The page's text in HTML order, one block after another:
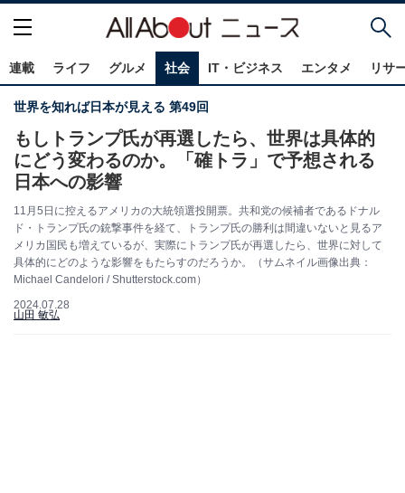
連載 ライフ グルメ 社会 IT・ビジネス エンタメ リサ
世界を知れば日本が見える 第49回
もしトランプ氏が再選したら、世界は具体的
にどう変わるのか。「確トラ」で予想される
日本への影響
11月5日に控えるアメリカの大統領選投開票。共和党の候補者であるドナル
ド・トランプ氏の銃撃事件を経て、トランプ氏の勝利は間違いないと見るア
メリカ国民も増えているが、実際にトランプ氏が再選したら、世界に対して
具体的にどのような影響をもたらすのだろうか。（サムネイル画像出典：
Michael Candelori / Shutterstock.com）
2024.07.28
山田 敏弘